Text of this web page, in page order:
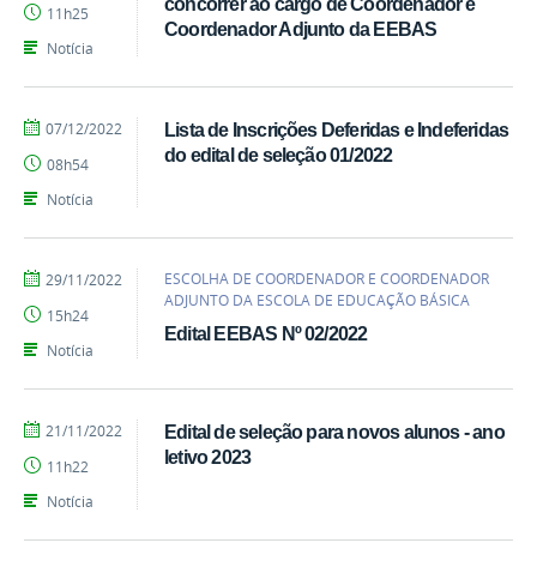
Coordenador Adjunto da EEBAS
11h25
Notícia
Lista de Inscrições Deferidas e Indeferidas
do edital de seleção 01/2022
por
publicado
07/12/2022
08h54
Notícia
ESCOLHA DE COORDENADOR E COORDENADOR
ADJUNTO DA ESCOLA DE EDUCAÇÃO BÁSICA
Edital EEBAS Nº 02/2022
por
publicado
29/11/2022
15h24
Notícia
Edital de seleção para novos alunos - ano
letivo 2023
por
publicado
21/11/2022
11h22
Notícia